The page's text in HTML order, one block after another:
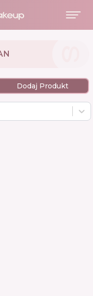
🇨🇳
Dodaj Produkt